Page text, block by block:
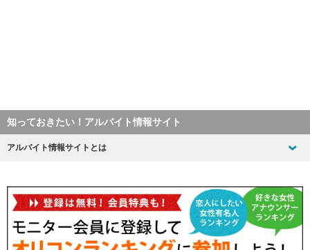
知っておきたい！アルバイト情報サイト
アルバイト情報サイトとは